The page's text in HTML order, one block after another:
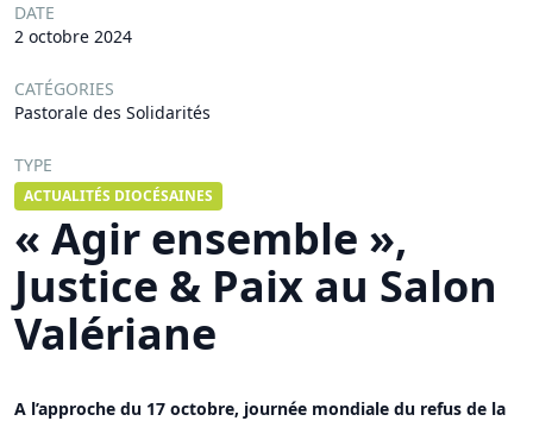
DATE
2 octobre 2024
CATÉGORIES
Pastorale des Solidarités
TYPE
ACTUALITÉS DIOCÉSAINES
« Agir ensemble »,
Justice & Paix au Salon
Valériane
A l’approche du 17 octobre, journée mondiale du refus de la